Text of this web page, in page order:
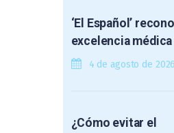
‘El Español’
excelencia
4 de agosto de 2026
¿Cómo evitar el